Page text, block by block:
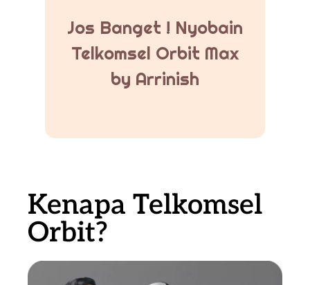
Jos Banget ! Nyobain
Telkomsel Orbit Max
by Arrinish
Kenapa Telkomsel
Orbit?